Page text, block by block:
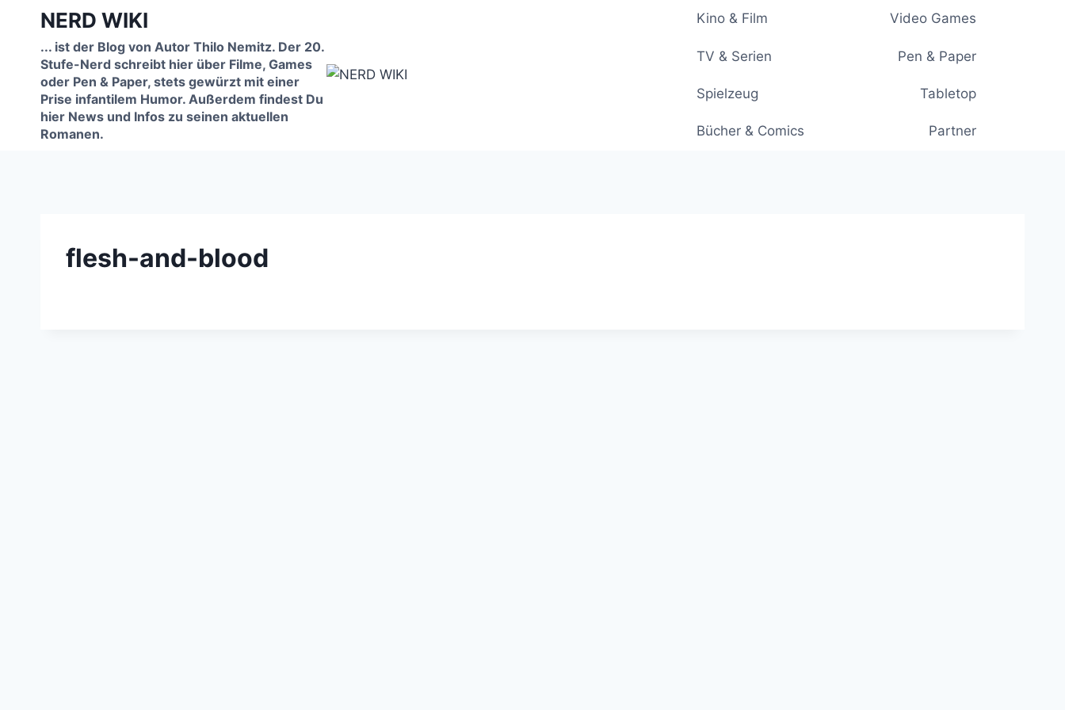
springen
NERD WIKI
... ist der Blog von Autor Thilo Nemitz. Der 20.
Stufe-Nerd schreibt hier über Filme, Games
oder Pen & Paper, stets gewürzt mit einer
Prise infantilem Humor. Außerdem findest Du
hier News und Infos zu seinen aktuellen
Romanen.
Kino & Film Video Games
TV & Serien Pen & Paper
Spielzeug Tabletop
Bücher & Comics Partner
flesh-and-blood